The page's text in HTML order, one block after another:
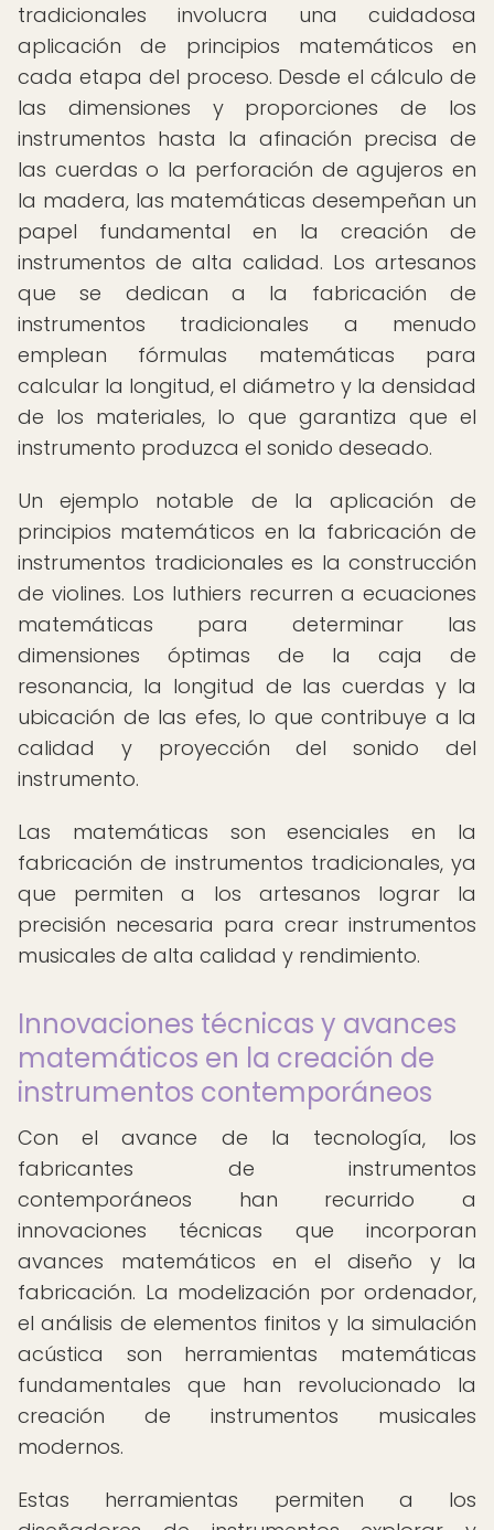
tradicionales involucra una cuidadosa
aplicación de principios matemáticos en
cada etapa del proceso. Desde el cálculo de
las dimensiones y proporciones de los
instrumentos hasta la afinación precisa de
las cuerdas o la perforación de agujeros en
la madera, las matemáticas desempeñan un
papel fundamental en la creación de
instrumentos de alta calidad. Los artesanos
que se dedican a la fabricación de
instrumentos tradicionales a menudo
emplean fórmulas matemáticas para
calcular la longitud, el diámetro y la densidad
de los materiales, lo que garantiza que el
instrumento produzca el sonido deseado.
Un ejemplo notable de la aplicación de
principios matemáticos en la fabricación de
instrumentos tradicionales es la construcción
de violines. Los luthiers recurren a ecuaciones
matemáticas para determinar las
dimensiones óptimas de la caja de
resonancia, la longitud de las cuerdas y la
ubicación de las efes, lo que contribuye a la
calidad y proyección del sonido del
instrumento.
Las matemáticas son esenciales en la
fabricación de instrumentos tradicionales, ya
que permiten a los artesanos lograr la
precisión necesaria para crear instrumentos
musicales de alta calidad y rendimiento.
Innovaciones técnicas y avances
matemáticos en la creación de
instrumentos contemporáneos
Con el avance de la tecnología, los
fabricantes de instrumentos
contemporáneos han recurrido a
innovaciones técnicas que incorporan
avances matemáticos en el diseño y la
fabricación. La modelización por ordenador,
el análisis de elementos finitos y la simulación
acústica son herramientas matemáticas
fundamentales que han revolucionado la
creación de instrumentos musicales
modernos.
Estas herramientas permiten a los